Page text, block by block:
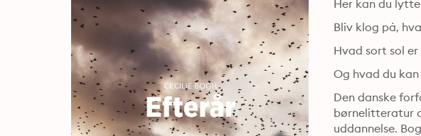
Her kan du
Bliv klog på,
Hvad sort sol
Og hvad du
Den danske
børnelitteratur
uddannelse.